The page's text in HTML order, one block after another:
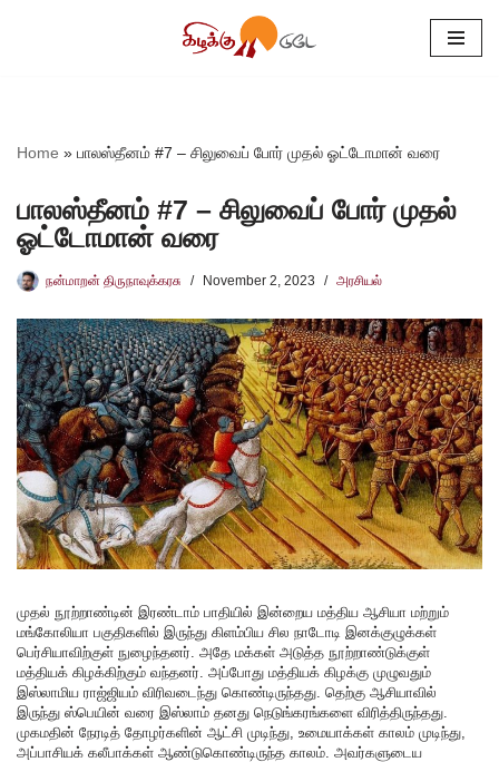
Home » பாலஸ்தீனம் #7 – சிலுவைப் போர் முதல் ஓட்டோமான் வரை
பாலஸ்தீனம் #7 – சிலுவைப் போர் முதல்
ஓட்டோமான் வரை
நன்மாறன் திருநாவுக்கரசு November 2, 2023 அரசியல்
முதல் நூற்றாண்டின் இரண்டாம் பாதியில் இன்றைய மத்திய ஆசியா மற்றும்
மங்கோலியா பகுதிகளில் இருந்து கிளம்பிய சில நாடோடி இனக்குழுக்கள்
பெர்சியாவிற்குள் நுழைந்தனர். அதே மக்கள் அடுத்த நூற்றாண்டுக்குள்
மத்தியக் கிழக்கிற்கும் வந்தனர். அப்போது மத்தியக் கிழக்கு முழுவதும்
இஸ்லாமிய ராஜ்ஜியம் விரிவடைந்து கொண்டிருந்தது. தெற்கு ஆசியாவில்
இருந்து ஸ்பெயின் வரை இஸ்லாம் தனது நெடுங்கரங்களை விரித்திருந்தது.
முகமதின் நேரடித் தோழர்களின் ஆட்சி முடிந்து, உமையாக்கள் காலம் முடிந்து,
அப்பாசியக் கலீபாக்கள் ஆண்டுகொண்டிருந்த காலம். அவர்களுடைய